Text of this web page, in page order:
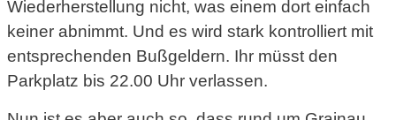
Wiederherstellung nicht, was einem dort einfach
keiner abnimmt. Und es wird stark kontrolliert mit
entsprechenden Bußgeldern. Ihr müsst den
Parkplatz bis 22.00 Uhr verlassen.